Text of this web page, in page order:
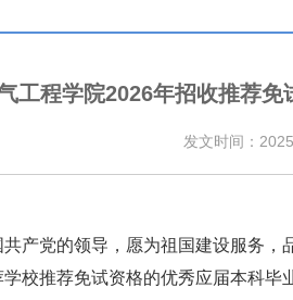
工程学院2026年招收推荐
发文时间：
产党的领导，愿为祖国建设服务，
校推荐免试资格的优秀应届本科毕